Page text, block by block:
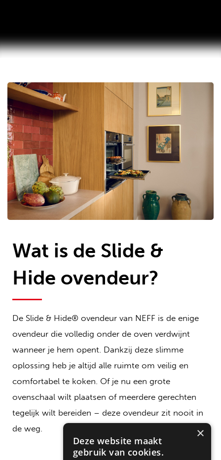
Wat is de Slide &
Hide ovendeur?
De Slide & Hide® ovendeur van NEFF is de enige
ovendeur die volledig onder de oven verdwijnt
wanneer je hem opent. Dankzij deze slimme
oplossing heb je altijd alle ruimte om veilig en
comfortabel te koken. Of je nu een grote
ovenschaal wilt plaatsen of meerdere gerechten
tegelijk wilt bereiden – deze ovendeur zit nooit in
de weg.
×
Deze website maakt
gebruik van cookies.